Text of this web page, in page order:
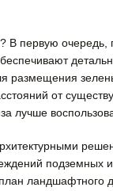
В первую очередь,
размещения
от
лучше
подземных
ландшафтного